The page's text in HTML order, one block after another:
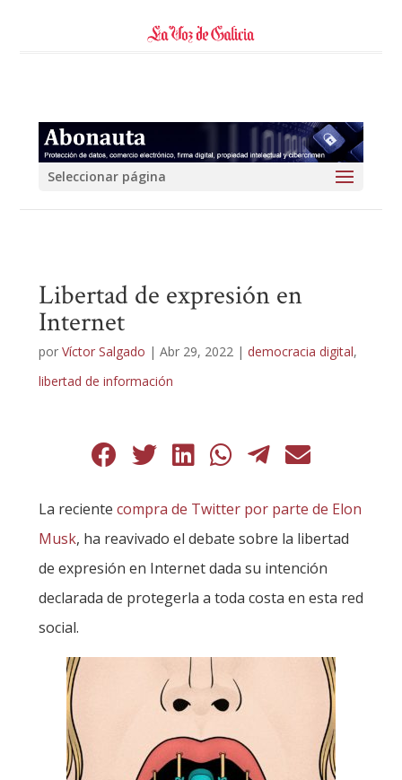
Seleccionar página
Libertad de expresión en
Internet
por Víctor Salgado | Abr 29, 2022| democracia digital,
libertad de información
La reciente compra de Twitter por parte de Elon
Musk, ha reavivado el debate sobre la libertad
de expresión en Internet dada su intención
declarada de protegerla a toda costa en esta red
social.